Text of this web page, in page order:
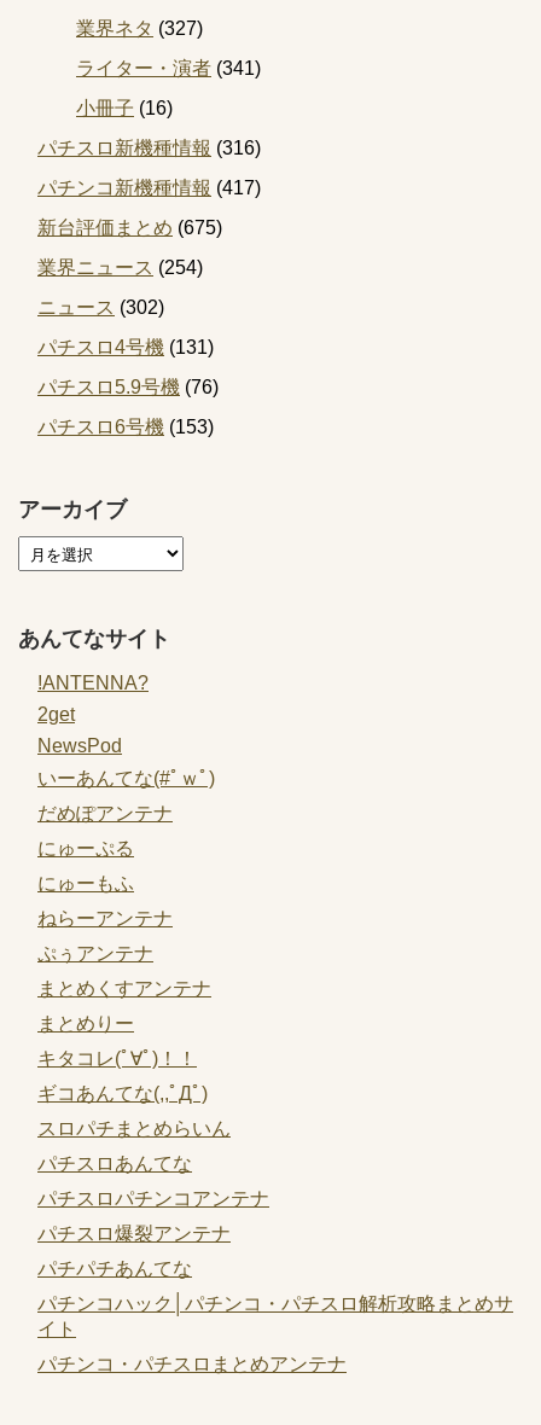
業界ネタ (327)
ライター・演者 (341)
小冊子 (16)
パチスロ新機種情報 (316)
パチンコ新機種情報 (417)
新台評価まとめ (675)
業界ニュース (254)
ニュース (302)
パチスロ4号機 (131)
パチスロ5.9号機 (76)
パチスロ6号機 (153)
アーカイブ
あんてなサイト
!ANTENNA?
2get
NewsPod
いーあんてな(#ﾟｗﾟ)
だめぽアンテナ
にゅーぷる
にゅーもふ
ねらーアンテナ
ぷぅアンテナ
まとめくすアンテナ
まとめりー
キタコレ(ﾟ∀ﾟ)！！
ギコあんてな(,,ﾟДﾟ)
スロパチまとめらいん
パチスロあんてな
パチスロパチンコアンテナ
パチスロ爆裂アンテナ
パチパチあんてな
パチンコハック│パチンコ・パチスロ解析攻略まとめサ
イト
パチンコ・パチスロまとめアンテナ